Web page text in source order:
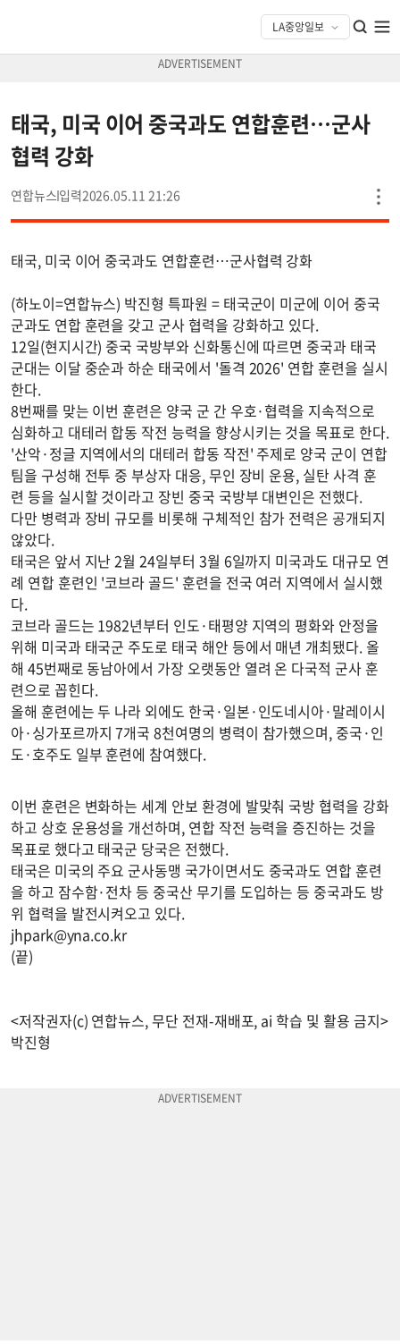
태국, 미국 이어 중국과도 연합훈련…군사
협력 강화
연합뉴스 2026.05.11 21:26
태국, 미국 이어 중국과도 연합훈련…군사협력 강화
(하노이=연합뉴스) 박진형 특파원 = 태국군이 미군에 이어 중국
군과도 연합 훈련을 갖고 군사 협력을 강화하고 있다.
12일(현지시간) 중국 국방부와 신화통신에 따르면 중국과 태국
군대는 이달 중순과 하순 태국에서 '돌격 2026' 연합 훈련을 실시
한다.
8번째를 맞는 이번 훈련은 양국 군 간 우호·협력을 지속적으로
심화하고 대테러 합동 작전 능력을 향상시키는 것을 목표로 한다.
'산악·정글 지역에서의 대테러 합동 작전' 주제로 양국 군이 연합
팀을 구성해 전투 중 부상자 대응, 무인 장비 운용, 실탄 사격 훈
련 등을 실시할 것이라고 장빈 중국 국방부 대변인은 전했다.
다만 병력과 장비 규모를 비롯해 구체적인 참가 전력은 공개되지
않았다.
태국은 앞서 지난 2월 24일부터 3월 6일까지 미국과도 대규모 연
례 연합 훈련인 '코브라 골드' 훈련을 전국 여러 지역에서 실시했
다.
코브라 골드는 1982년부터 인도·태평양 지역의 평화와 안정을
위해 미국과 태국군 주도로 태국 해안 등에서 매년 개최됐다. 올
해 45번째로 동남아에서 가장 오랫동안 열려 온 다국적 군사 훈
련으로 꼽힌다.
올해 훈련에는 두 나라 외에도 한국·일본·인도네시아·말레이시
아·싱가포르까지 7개국 8천여명의 병력이 참가했으며, 중국·인
도·호주도 일부 훈련에 참여했다.
이번 훈련은 변화하는 세계 안보 환경에 발맞춰 국방 협력을 강화
하고 상호 운용성을 개선하며, 연합 작전 능력을 증진하는 것을
목표로 했다고 태국군 당국은 전했다.
태국은 미국의 주요 군사동맹 국가이면서도 중국과도 연합 훈련
을 하고 잠수함·전차 등 중국산 무기를 도입하는 등 중국과도 방
위 협력을 발전시켜오고 있다.
jhpark@yna.co.kr
(끝)
<저작권자(c) 연합뉴스, 무단 전재-재배포, ai 학습 및 활용 금지>
박진형